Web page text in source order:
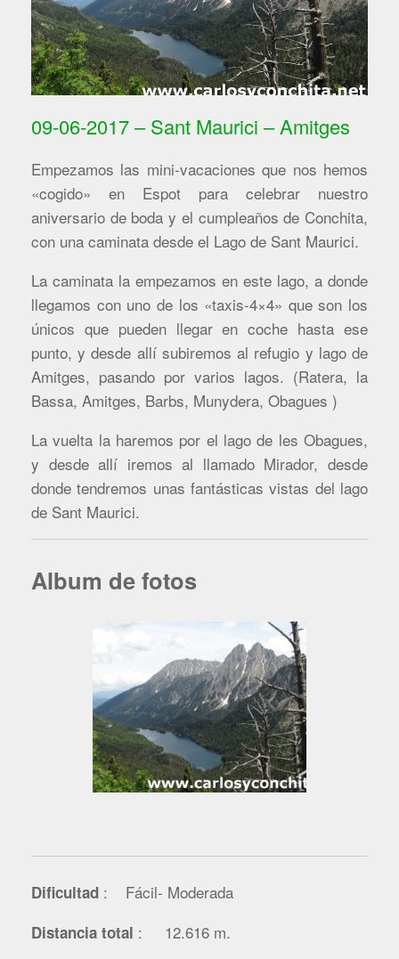
09-06-2017 – Sant Maurici – Amitges
Empezamos las mini-vacaciones que nos hemos
«cogido» en Espot para celebrar nuestro
aniversario de boda y el cumpleaños de Conchita,
con una caminata desde el Lago de Sant Maurici.
La caminata la empezamos en este lago, a donde
llegamos con uno de los «taxis-4×4» que son los
únicos que pueden llegar en coche hasta ese
punto, y desde allí subiremos al refugio y lago de
Amitges, pasando por varios lagos. (Ratera, la
Bassa, Amitges, Barbs, Munydera, Obagues )
La vuelta la haremos por el lago de les Obagues,
y desde allí iremos al llamado Mirador, desde
donde tendremos unas fantásticas vistas del lago
de Sant Maurici.
Album de fotos
Dificultad : Fácil- Moderada
Distancia total : 12.616 m.